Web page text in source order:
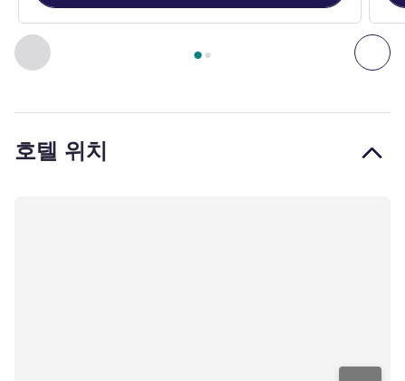
이전 - 객실 다
2 페이지 , 객실 1 : Standard room. , 객실 2 : Superior Room
호텔 위치